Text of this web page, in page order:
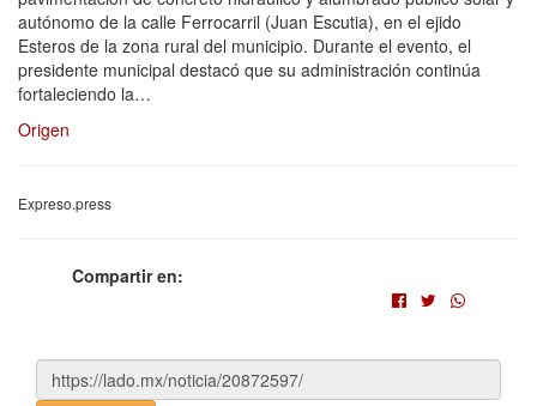
autónomo de la calle Ferrocarril (Juan Escutia), en el ejido
Esteros de la zona rural del municipio. Durante el evento, el
presidente municipal destacó que su administración continúa
fortaleciendo la…
Origen
Expreso.press
Compartir en: